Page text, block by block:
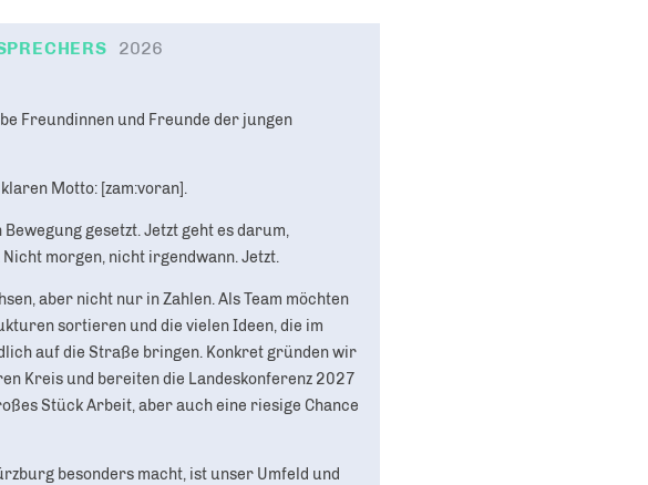
2026
Freundinnen und Freunde der jungen
Motto: [zam:voran].
gesetzt. Jetzt geht es darum,
morgen, nicht irgendwann. Jetzt.
aber nicht nur in Zahlen. Als Team möchten
sortieren und die vielen Ideen, die im
auf die Straße bringen. Konkret gründen wir
Kreis und bereiten die Landeskonferenz 2027
Stück Arbeit, aber auch eine riesige Chance
besonders macht, ist unser Umfeld und